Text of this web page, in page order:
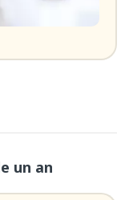
un an